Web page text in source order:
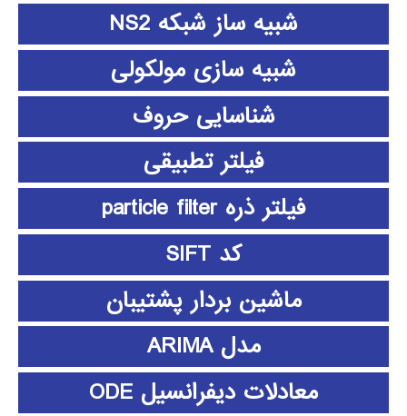
شبیه ساز شبکه NS2
شبیه سازی مولکولی
شناسایی حروف
فیلتر تطبیقی
فیلتر ذره particle filter
کد SIFT
ماشین بردار پشتیبان
مدل ARIMA
معادلات دیفرانسیل ODE